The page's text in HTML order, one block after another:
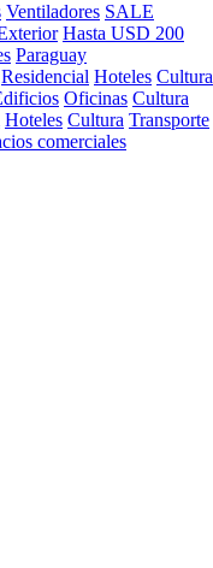
Ventiladores SALE
Hasta USD 200
Paraguay
Residencial Hoteles Cultura
Oficinas Cultura
Hoteles Cultura Transporte
comerciales